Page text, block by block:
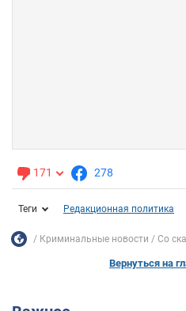
171 278
Теги Редакционная политика
Криминальные новости Со
Вернуться на